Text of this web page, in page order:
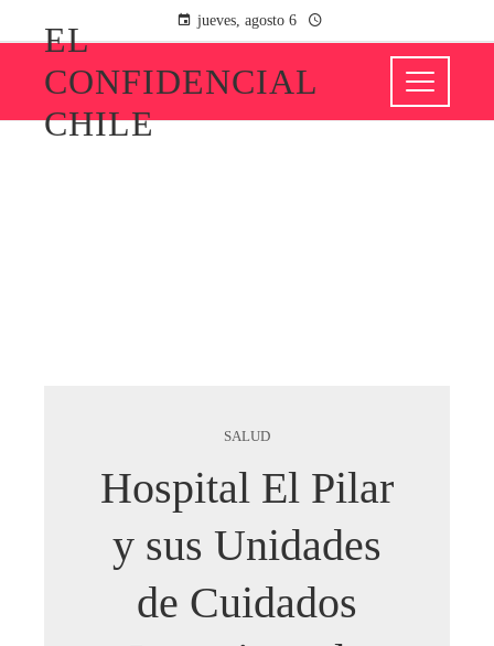
jueves, agosto 6
EL
CONFIDENCIAL
CHILE
SALUD
Hospital El Pilar
y sus Unidades
de Cuidados